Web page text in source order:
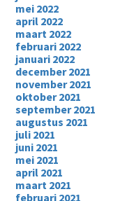
mei 2022
april 2022
maart 2022
februari 2022
januari 2022
december 2021
november 2021
oktober 2021
september 2021
augustus 2021
juli 2021
juni 2021
mei 2021
april 2021
maart 2021
februari 2021